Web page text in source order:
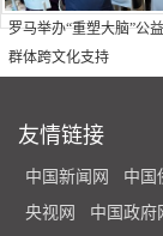
罗马举办“重塑大脑”公
群体跨文化支持
友情链接
中国新闻网 中国
央视网
中国政府